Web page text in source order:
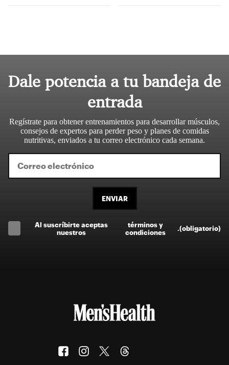
Dale potencia a tu bandeja de
entrada
Regístrate para obtener entrenamientos para desarrollar músculos,
consejos de expertos para perder peso y planes de comidas
nutritivas, enviados a tu correo electrónico cada semana.
ENVIAR
Al suscríbirte aceptas
nuestros
términos y
condiciones
.(obligatorio)